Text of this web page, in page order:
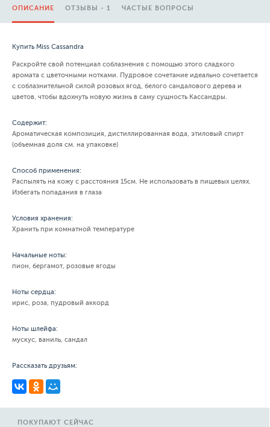
ОПИСАНИЕ ОТЗЫВЫ - 1 ЧАСТЫЕ ВОПРОСЫ
Купить Miss Cassandra
Раскройте свой потенциал соблазнения с помощью этого сладкого
аромата с цветочными нотками. Пудровое сочетание идеально сочетается
с соблазнительной силой розовых ягод, белого сандалового дерева и
цветов, чтобы вдохнуть новую жизнь в саму сущность Кассандры.
Содержит:
Ароматическая композиция, дистиллированная вода, этиловый спирт
(объемная доля см. на упаковке)
Способ применения:
Распылять на кожу с расстояния 15см. Не использовать в пищевых целях.
Избегать попадания в глаза
Условия хранения:
Хранить при комнатной температуре
Начальные ноты:
пион, бергамот, розовые ягоды
Ноты сердца:
ирис, роза, пудровый аккорд
Ноты шлейфа:
мускус, ваниль, сандал
Рассказать друзьям:
ПОКУПАЮТ СЕЙЧАС